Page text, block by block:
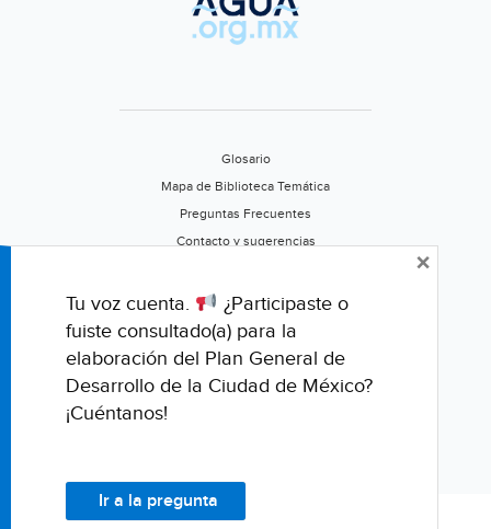
Glosario
Mapa de Biblioteca Temática
Preguntas Frecuentes
Contacto y sugerencias
Califica este portal
Tu voz cuenta.
¿Participaste o
fuiste consultado(a) para la
elaboración del Plan General de
Desarrollo de la Ciudad de México?
¡Cuéntanos!
Ir a la pregunta
×